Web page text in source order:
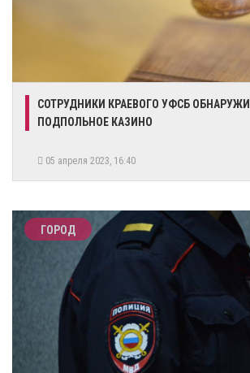
​СОТРУДНИКИ КРАЕВОГО УФСБ
ПОДПОЛЬНОЕ КАЗИНО
05 апреля 2023, 16:40
ГОРОД